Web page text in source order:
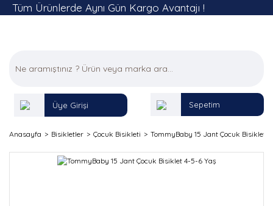
Tüm Ürünlerde Aynı Gün Kargo Avantajı !
Üye Girişi Sepetim
Anasayfa Bisikletler Çocuk Bisikleti TommyBaby 15 Jant Çocuk Bisiklet